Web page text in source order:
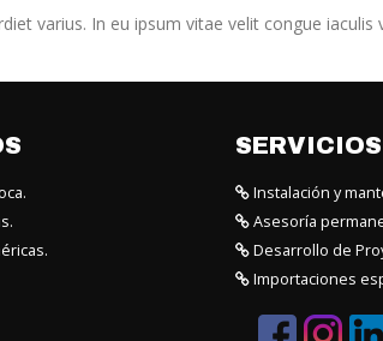
varius. In eu ipsum vitae velit congue
SERVICIOS
Instalación y
Asesoría
Desarrollo de
Importaciones